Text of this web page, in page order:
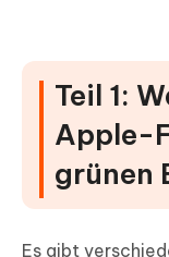
Teil 1:
Apple-
grünen
Es gibt